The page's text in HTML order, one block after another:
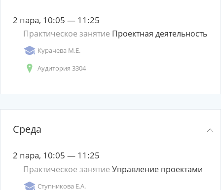
2 пара, 10:05 — 11:25
Практическое занятие Проектная деятельность
Курачева М.Е.
Аудитория 3304
Среда
2 пара, 10:05 — 11:25
Практическое занятие Управление проектами
Ступникова Е.А.